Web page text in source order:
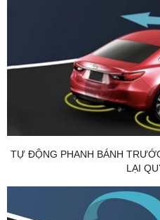
TỰ ĐỘNG PHANH BÁNH
LẠI